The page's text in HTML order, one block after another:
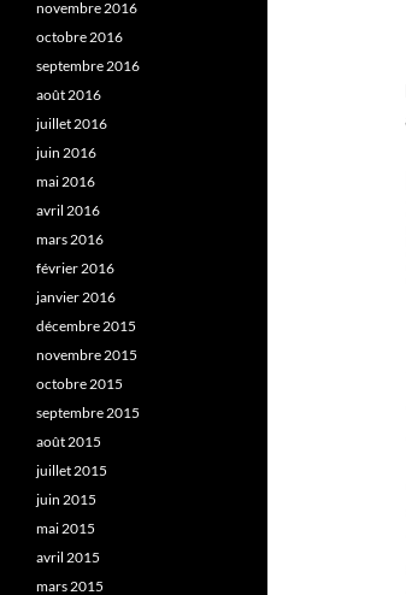
novembre 2016
octobre 2016
septembre 2016
août 2016
juillet 2016
juin 2016
mai 2016
avril 2016
mars 2016
février 2016
janvier 2016
décembre 2015
novembre 2015
octobre 2015
septembre 2015
août 2015
juillet 2015
juin 2015
mai 2015
avril 2015
mars 2015